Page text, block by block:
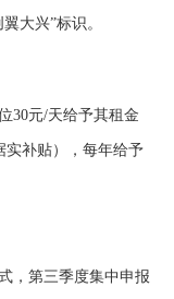
大兴”标识。
元/天给予其租金
实补贴），每年给予
第三季度集中申报